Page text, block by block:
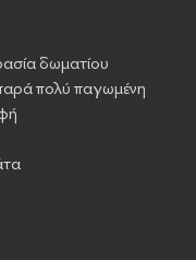
δωματίου
πολύ παγωμένη